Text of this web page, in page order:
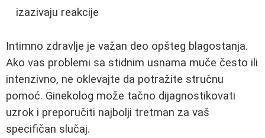
izazivaju reakcije
Intimno zdravlje je važan deo opšteg blagostanja.
Ako vas problemi sa stidnim usnama muče često ili
intenzivno, ne oklevajte da potražite stručnu
pomoć. Ginekolog može tačno dijagnostikovati
uzrok i preporučiti najbolji tretman za vaš
specifičan slučaj.